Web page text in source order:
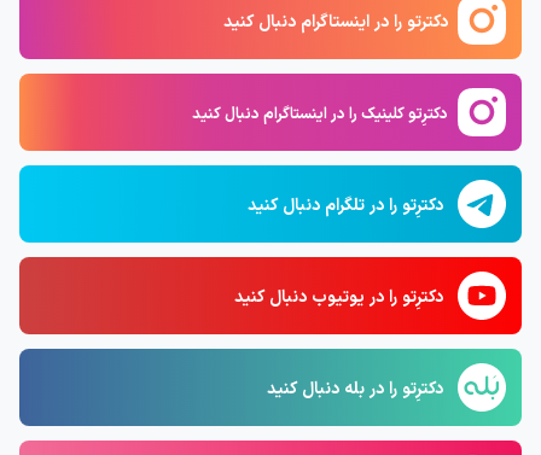
دکترتو را در اینستاگرام دنبال کنید
دکترِتو کلینیک را در اینستاگرام دنبال کنید
دکترِتو را در تلگرام دنبال کنید
دکترِتو را در یوتیوب دنبال کنید
دکترِتو را در بله دنبال کنید